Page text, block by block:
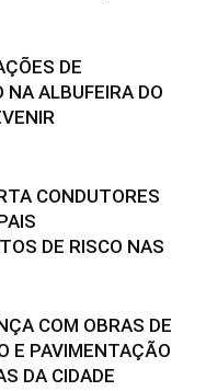
DE
ALBUFEIRA DO
CONDUTORES
DE RISCO NAS
COM OBRAS DE
E PAVIMENTAÇÃO
DA CIDADE